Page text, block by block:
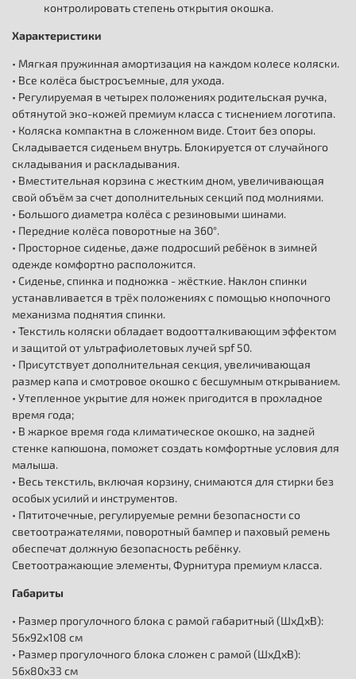
контролировать степень открытия окошка.
Характеристики
• Мягкая пружинная амортизация на каждом колесе коляски.
• Все колёса быстросъемные, для ухода.
• Регулируемая в четырех положениях родительская ручка,
обтянутой эко-кожей премиум класса с тиснением логотипа.
• Коляска компактна в сложенном виде. Стоит без опоры.
Складывается сиденьем внутрь. Блокируется от случайного
складывания и раскладывания.
• Вместительная корзина с жестким дном, увеличивающая
свой объём за счет дополнительных секций под молниями.
• Большого диаметра колёса с резиновыми шинами.
• Передние колёса поворотные на 360°.
• Просторное сиденье, даже подросший ребёнок в зимней
одежде комфортно расположится.
• Сиденье, спинка и подножка - жёсткие. Наклон спинки
устанавливается в трёх положениях с помощью кнопочного
механизма поднятия спинки.
• Текстиль коляски обладает водоотталкивающим эффектом
и защитой от ультрафиолетовых лучей spf 50.
• Присутствует дополнительная секция, увеличивающая
размер капа и смотровое окошко с бесшумным открыванием.
• Утепленное укрытие для ножек пригодится в прохладное
время года;
• В жаркое время года климатическое окошко, на задней
стенке капюшона, поможет создать комфортные условия для
малыша.
• Весь текстиль, включая корзину, снимаются для стирки без
особых усилий и инструментов.
• Пятиточечные, регулируемые ремни безопасности со
светоотражателями, поворотный бампер и паховый ремень
обеспечат должную безопасность ребёнку.
Светоотражающие элементы, Фурнитура премиум класса.
Габариты
• Размер прогулочного блока с рамой габаритный (ШхДхВ):
56х92х108 см
• Размер прогулочного блока сложен с рамой (ШхДхВ):
56х80х33 см